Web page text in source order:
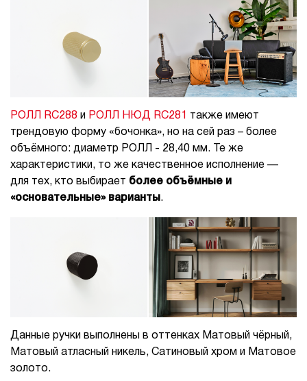
РОЛЛ RC288 и РОЛЛ НЮД RC281
также имеют
трендовую форму «бочонка», но на сей раз – более
объёмного: диаметр РОЛЛ - 28,40 мм. Те же
характеристики, то же качественное исполнение —
для тех, кто выбирает более объёмные и
«основательные» варианты.
Данные ручки выполнены в оттенках Матовый чёрный,
Матовый атласный никель, Сатиновый хром и Матовое
золото.